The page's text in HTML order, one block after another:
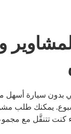
بدون سيارة أسهل
يمكنك طلب
تتنقَّل مع